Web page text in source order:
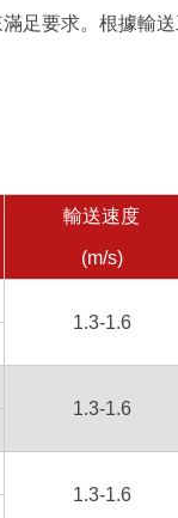
足要求。根據輸
輸送速度
(m/s)
1.3-1.6
1.3-1.6
1.3-1.6